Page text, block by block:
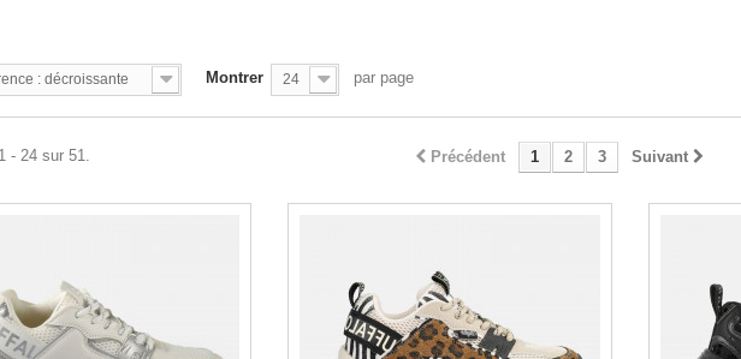
: décroissante Montrer 24 par page
Précédent 1 2 3 Suivant
- 24 sur 51.